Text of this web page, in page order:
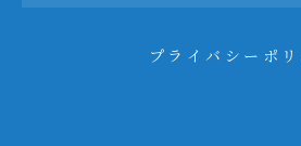
プライバシーポ